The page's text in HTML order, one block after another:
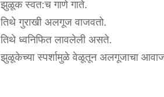
झुळूक स्वत:च गाणे गाते.
तिथे गुराखी अलगूज वाजवतो.
तिथे ध्वनिफित लावलेली असते.
झुळूकेच्या स्पर्शामुळे वेळूतून अलगूजाचा